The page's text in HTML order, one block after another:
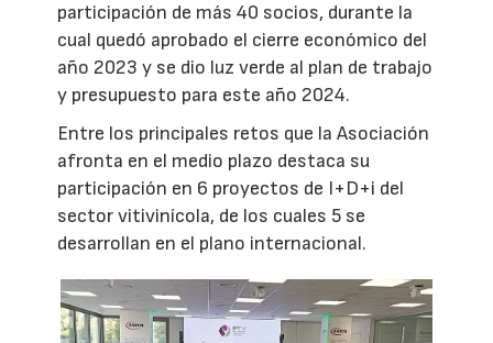
participación de más 40 socios, durante la
cual quedó aprobado el cierre económico del
año 2023 y se dio luz verde al plan de trabajo
y presupuesto para este año 2024.
Entre los principales retos que la Asociación
afronta en el medio plazo destaca su
participación en 6 proyectos de I+D+i del
sector vitivinícola, de los cuales 5 se
desarrollan en el plano internacional.